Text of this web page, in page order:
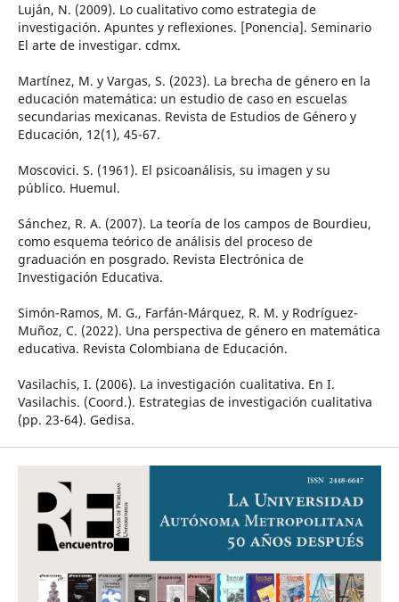
Luján, N. (2009). Lo cualitativo como estrategia de
investigación. Apuntes y reflexiones. [Ponencia]. Seminario
El arte de investigar. cdmx.
Martínez, M. y Vargas, S. (2023). La brecha de género en la
educación matemática: un estudio de caso en escuelas
secundarias mexicanas. Revista de Estudios de Género y
Educación, 12(1), 45-67.
Moscovici. S. (1961). El psicoanálisis, su imagen y su
público. Huemul.
Sánchez, R. A. (2007). La teoría de los campos de Bourdieu,
como esquema teórico de análisis del proceso de
graduación en posgrado. Revista Electrónica de
Investigación Educativa.
Simón-Ramos, M. G., Farfán-Márquez, R. M. y Rodríguez-
Muñoz, C. (2022). Una perspectiva de género en matemática
educativa. Revista Colombiana de Educación.
Vasilachis, I. (2006). La investigación cualitativa. En I.
Vasilachis. (Coord.). Estrategias de investigación cualitativa
(pp. 23-64). Gedisa.